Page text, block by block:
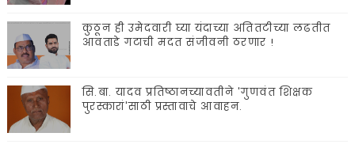
कुठून ही उमेदवारी घ्या यंदाच्या अतितटीच्या लढतीत
आवताडे गटाची मदत संजीवनी ठरणार !
सि.बा. यादव प्रतिष्ठानच्यावतीने 'गुणवंत शिक्षक
पुरस्कारां'साठी प्रस्तावाचे आवाहन.